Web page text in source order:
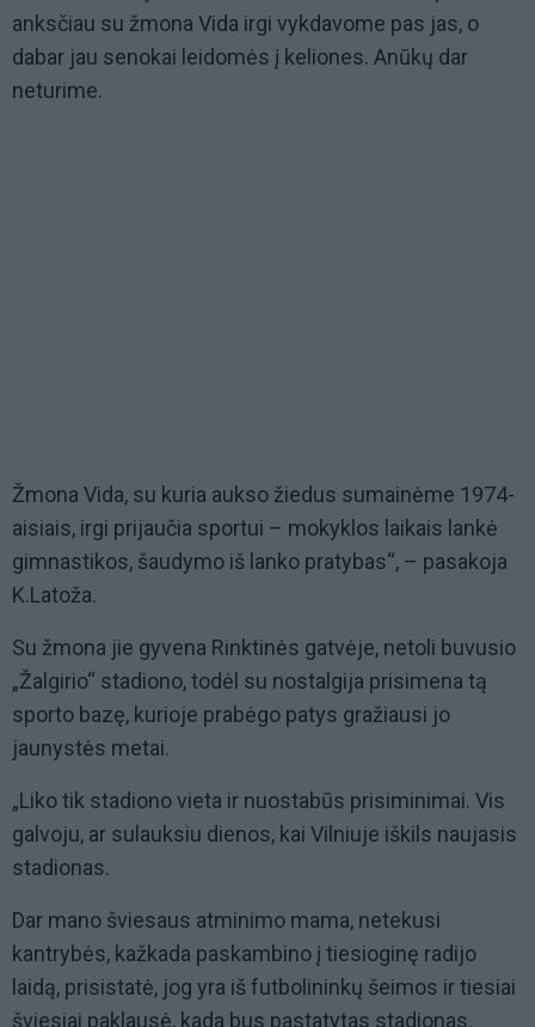
anksčiau su žmona Vida irgi vykdavome pas jas, o
dabar jau senokai leidomės į keliones. Anūkų dar
neturime.
Žmona Vida, su kuria aukso žiedus sumainėme 1974-
aisiais, irgi prijaučia sportui – mokyklos laikais lankė
gimnastikos, šaudymo iš lanko pratybas“, – pasakoja
K.Latoža.
Su žmona jie gyvena Rinktinės gatvėje, netoli buvusio
„Žalgirio“ stadiono, todėl su nostalgija prisimena tą
sporto bazę, kurioje prabėgo patys gražiausi jo
jaunystės metai.
„Liko tik stadiono vieta ir nuostabūs prisiminimai. Vis
galvoju, ar sulauksiu dienos, kai Vilniuje iškils naujasis
stadionas.
Dar mano šviesaus atminimo mama, netekusi
kantrybės, kažkada paskambino į tiesioginę radijo
laidą, prisistatė, jog yra iš futbolininkų šeimos ir tiesiai
šviesiai paklausė, kada bus pastatytas stadionas.